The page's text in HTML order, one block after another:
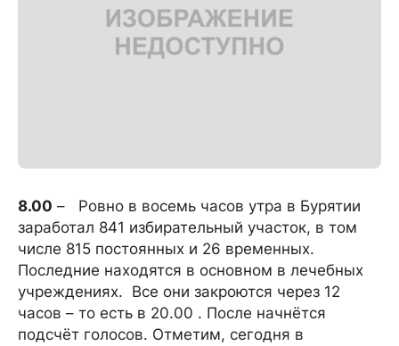
8.00 – Ровно в восемь часов утра в Бурятии
заработал 841 избирательный участок, в том
числе 815 постоянных и 26 временных.
Последние находятся в основном в лечебных
учреждениях. Все они закроются через 12
часов – то есть в 20.00 . После начнётся
подсчёт голосов. Отметим, сегодня в